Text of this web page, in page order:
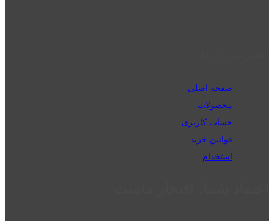
صفحه اصلی
محصولات
حساب کاربری
قوانین خرید
استخدام